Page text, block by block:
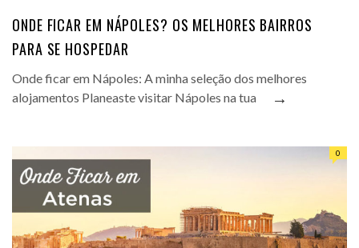
ONDE FICAR EM NÁPOLES? OS MELHORES BAIRROS
PARA SE HOSPEDAR
Onde ficar em Nápoles: A minha seleção dos melhores
alojamentos Planeaste visitar Nápoles na tua
→
0